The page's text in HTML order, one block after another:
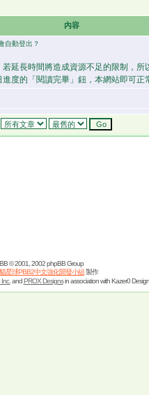
內容
自動登出？
延長時間將造成資源不足的限制，
度的「閱讀完畢」鈕，本網站即可正
© 2001, 2002 phpBB Group
星球PBB2中文強化開發小組製作
Inc. andPROX Designsin association with Kazer0